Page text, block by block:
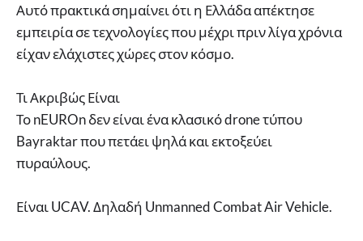
Αυτό πρακτικά σημαίνει ότι η Ελλάδα απέκτησε
εμπειρία σε τεχνολογίες που μέχρι πριν λίγα χρόνια
είχαν ελάχιστες χώρες στον κόσμο.
Τι Ακριβώς Είναι
Το nEUROn δεν είναι ένα κλασικό drone τύπου
Bayraktar που πετάει ψηλά και εκτοξεύει
πυραύλους.
Είναι UCAV. Δηλαδή Unmanned Combat Air Vehicle.